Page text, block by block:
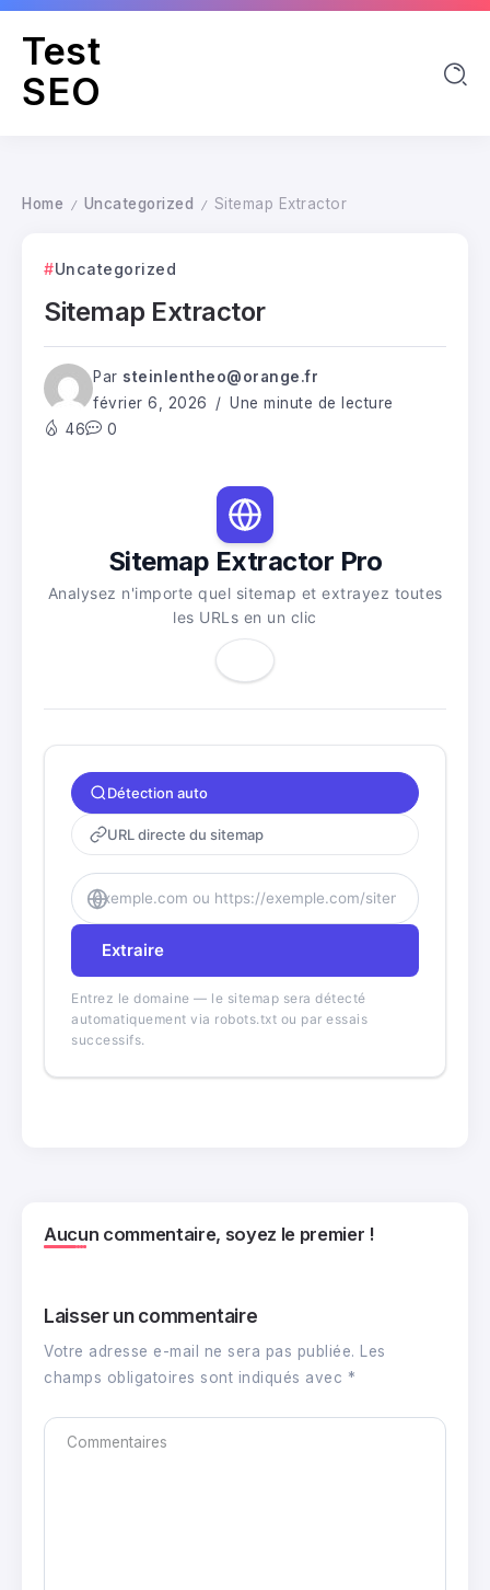
Test
SEO
Home / Uncategorized / Sitemap Extractor
Uncategorized
Sitemap Extractor
Par steinlentheo@orange.fr
février 6, 2026
Une minute de lecture
46
0
Sitemap Extractor Pro
Analysez n'importe quel sitemap et extrayez toutes
les URLs en un clic
Détection auto
URL directe du sitemap
Extraire
Entrez le domaine — le sitemap sera détecté
automatiquement via robots.txt ou par essais
successifs.
Aucun commentaire, soyez le premier !
Laisser un commentaire
Votre adresse e-mail ne sera pas publiée. Les
champs obligatoires sont indiqués avec *